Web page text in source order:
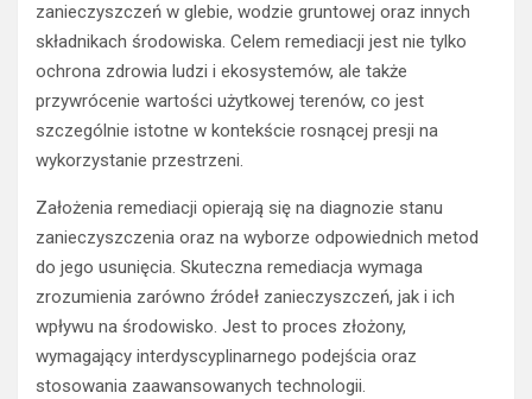
zanieczyszczeń w glebie, wodzie gruntowej oraz innych
składnikach środowiska. Celem remediacji jest nie tylko
ochrona zdrowia ludzi i ekosystemów, ale także
przywrócenie wartości użytkowej terenów, co jest
szczególnie istotne w kontekście rosnącej presji na
wykorzystanie przestrzeni.
Założenia remediacji opierają się na diagnozie stanu
zanieczyszczenia oraz na wyborze odpowiednich metod
do jego usunięcia. Skuteczna remediacja wymaga
zrozumienia zarówno źródeł zanieczyszczeń, jak i ich
wpływu na środowisko. Jest to proces złożony,
wymagający interdyscyplinarnego podejścia oraz
stosowania zaawansowanych technologii.